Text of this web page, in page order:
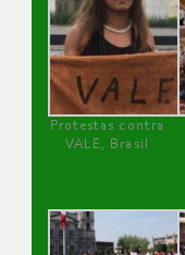
Protestas contra
VALE, Brasil